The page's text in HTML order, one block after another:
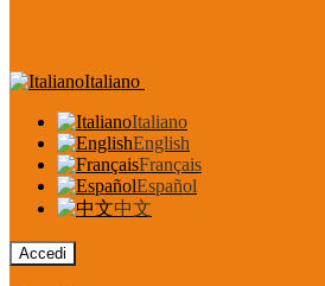
Italiano
Italiano
English
Français
Español
中文
Accedi